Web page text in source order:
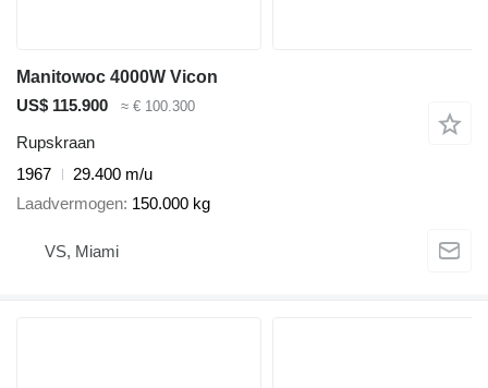
Manitowoc 4000W Vicon
US$ 115.900
≈ € 100.300
Rupskraan
1967
29.400 m/u
Laadvermogen 150.000 kg
VS, Miami